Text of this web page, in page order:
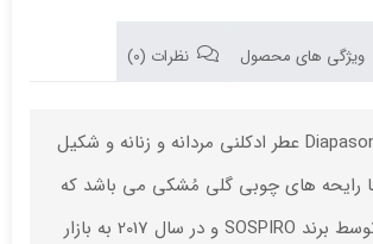
ویژگی های محصول نظرات (0)
Diapason عطر ادکلنی مردانه و زنانه و شکیل
رایحه های چوبی گلی مُشکی می باشد که
توسط برند SOSPIRO و در سال 2017 به بازار